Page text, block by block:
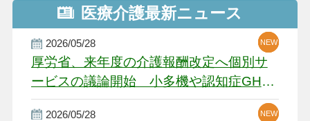
医療介護最新ニュース
2026/05/28
厚労省、来年度の介護報酬改定へ個別サ
ービスの議論開始 小多機や認知症GH、
厳しい経営環境に危機感
NEW
NEW
NEW
2026/05/28 NEW
NEW